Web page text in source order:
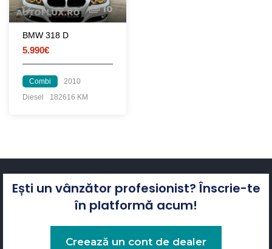
10
BMW 318 D
5.990€
Combi
2010
Diesel
182616 KM
Ești un vânzător profesionist? Înscrie-te
în platformă acum!
Creează un cont de dealer